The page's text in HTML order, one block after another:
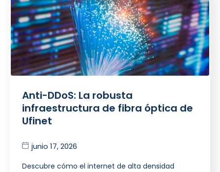
Anti-DDoS: La robusta
infraestructura de fibra óptica de
Ufinet
junio 17, 2026
Descubre cómo el internet de alta densidad